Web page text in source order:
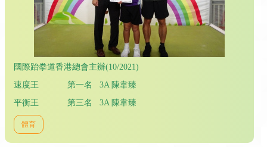
國際跆拳道香港總會主辦(10/2021)
速度王 第一名 3A 陳韋臻
平衡王 第三名 3A 陳韋臻
體育